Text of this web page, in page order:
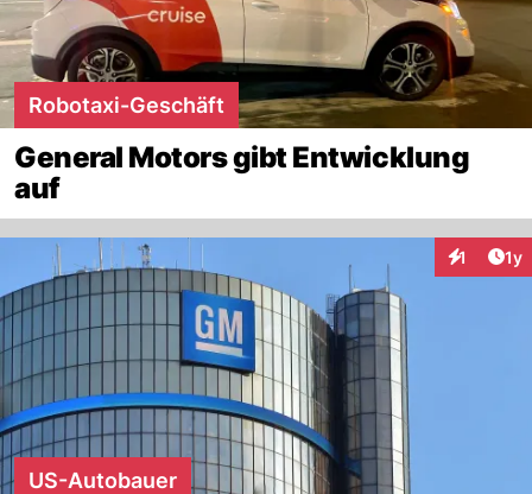
Robotaxi-Geschäft
General Motors gibt Entwicklung
auf
1 1y
US-Autobauer